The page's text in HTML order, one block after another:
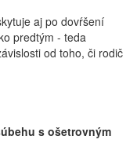
aj po dovŕšení
predtým - teda
od toho, či rodič
s ošetrovným